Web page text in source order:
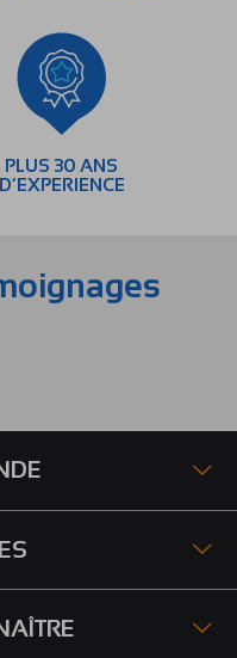
PLUS 30 ANS
D’EXPERIENCE